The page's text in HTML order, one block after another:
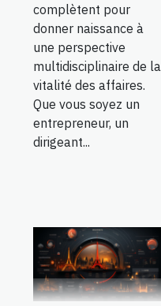
complètent pour
donner naissance à
une perspective
multidisciplinaire de la
vitalité des affaires.
Que vous soyez un
entrepreneur, un
dirigeant...